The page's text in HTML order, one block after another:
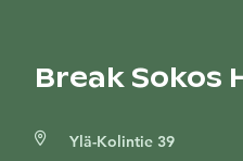
Break Sokos
Ylä-Kolintie 39